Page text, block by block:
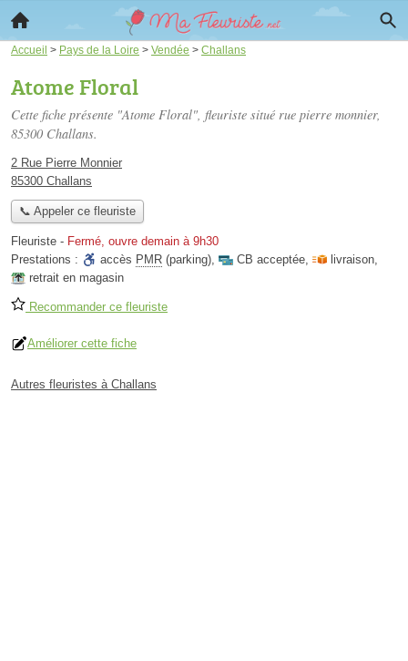
Accueil > Pays de la Loire > Vendée > Challans
Atome Floral
Cette fiche présente "Atome Floral", fleuriste situé rue pierre monnier,
85300 Challans.
2 Rue Pierre Monnier
85300 Challans
📞 Appeler ce fleuriste
Fleuriste - Fermé, ouvre demain à 9h30
Prestations :
accès PMR (parking), CB acceptée, livraison,
retrait en magasin
Recommander ce fleuriste
Améliorer cette fiche
Autres fleuristes à Challans